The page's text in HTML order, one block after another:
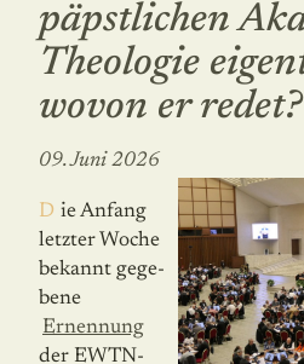
päpstlichen
Theologie
wovon er redet?
09. Juni 2026
Die Anfang
letzter Woche
bekannt gege­
bene
Ernennung
der EWTN-